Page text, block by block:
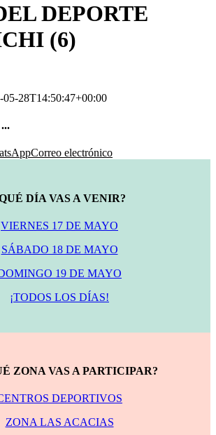
DEPORTE
(6)
05-28T14:50:47+00:00
Correo electrónico
DÍA VAS A VENIR?
VIERNES 17 DE MAYO
SÁBADO 18 DE MAYO
19 DE MAYO
¡TODOS LOS DÍAS!
ZONA VAS A PARTICIPAR?
DEPORTIVOS
ZONA LAS ACACIAS